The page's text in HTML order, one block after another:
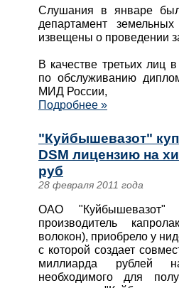
Слушания в январе
департамент
извещены о проведении
В качестве третьих лиц
по обслуживанию
МИД России,
Подробнее »
"Куйбышевазот"
DSM лицензию на
руб
28 февраля 2011 года
ОАО "Куйбышевазот"
производитель
волокон), приобрело у
с которой создает
миллиарда рублей на
необходимого для